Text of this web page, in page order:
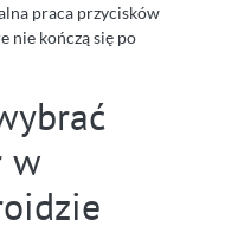
praca przycisków
nie kończą się po
w